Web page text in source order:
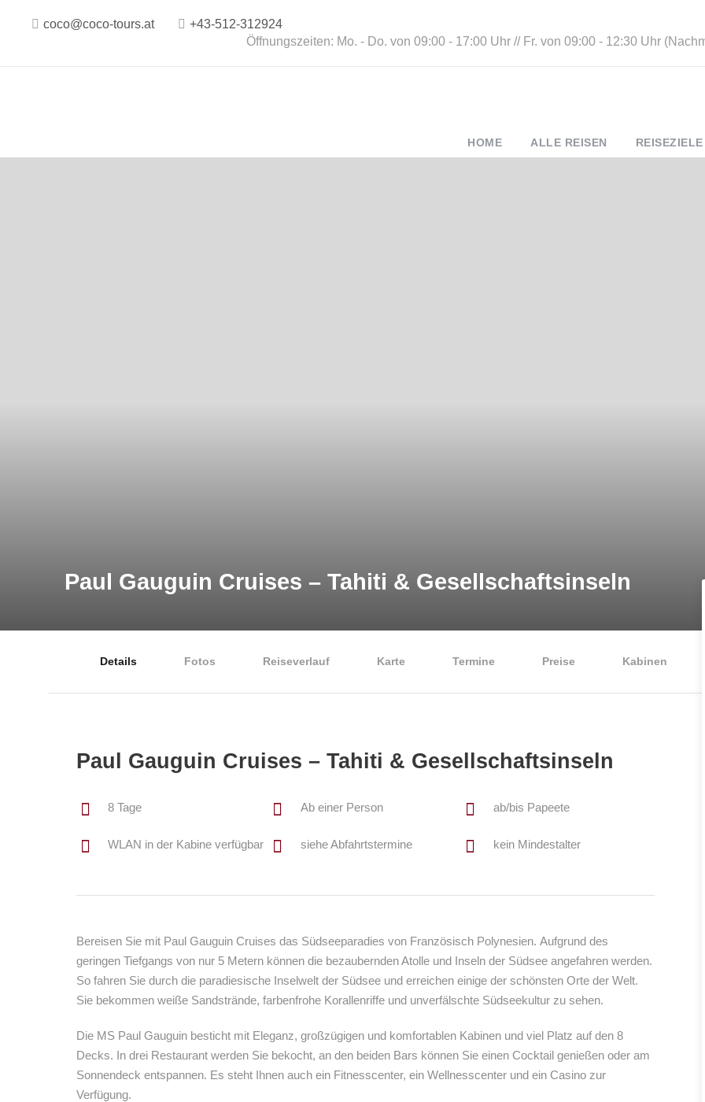
coco@coco-tours.at
+43-512-312924
Öffnungszeiten: Mo. - Do. von 09:00 - 17:00 Uhr // Fr. von 09:00 - 12:30 Uhr
HOME ALLE REISEN REISEZIELE
Paul Gauguin Cruises – Tahiti & Gesellschaftsinseln
Details Fotos Reiseverlauf Karte Termine Preise Kabinen
Paul Gauguin Cruises – Tahiti & Gesellschaftsinseln
8 Tage Ab einer Person ab/bis Papeete
WLAN in der Kabine verfügbar siehe Abfahrtstermine kein Mindestalter
Bereisen Sie mit Paul Gauguin Cruises das Südseeparadies von Französisch Polynesien. Aufgrund des
geringen Tiefgangs von nur 5 Metern können die bezaubernden Atolle und Inseln der Südsee angefahren werden.
So fahren Sie durch die paradiesische Inselwelt der Südsee und erreichen einige der schönsten Orte der Welt.
Sie bekommen weiße Sandstrände, farbenfrohe Korallenriffe und unverfälschte Südseekultur zu sehen.
Die MS Paul Gauguin besticht mit Eleganz, großzügigen und komfortablen Kabinen und viel Platz auf den 8
Decks. In drei Restaurant werden Sie bekocht, an den beiden Bars können Sie einen Cocktail genießen oder am
Sonnendeck entspannen. Es steht Ihnen auch ein Fitnesscenter, ein Wellnesscenter und ein Casino zur
Verfügung.